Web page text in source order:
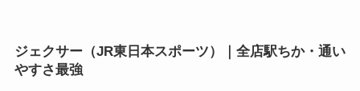
ジェクサー（JR東日本スポーツ）｜全店駅ちか・通い
やすさ最強